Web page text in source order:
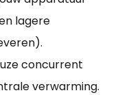
lagere
concurrent
verwarming.